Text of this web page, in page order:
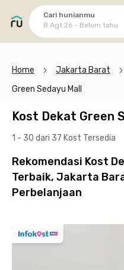
Cari hunianmu
8 Agt 26 - Belum tahu
Home Jakarta Barat
Green Sedayu Mall
Kost Dekat Green
1 - 30 dari 37 Kost Tersedia
Rekomendasi Kost
Terbaik, Jakarta
Perbelanjaan